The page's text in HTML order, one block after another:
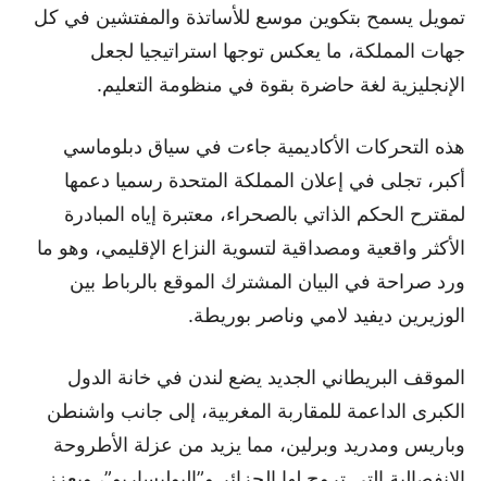
تمويل يسمح بتكوين موسع للأساتذة والمفتشين في كل
جهات المملكة، ما يعكس توجها استراتيجيا لجعل
الإنجليزية لغة حاضرة بقوة في منظومة التعليم.
هذه التحركات الأكاديمية جاءت في سياق دبلوماسي
أكبر، تجلى في إعلان المملكة المتحدة رسميا دعمها
لمقترح الحكم الذاتي بالصحراء، معتبرة إياه المبادرة
الأكثر واقعية ومصداقية لتسوية النزاع الإقليمي، وهو ما
ورد صراحة في البيان المشترك الموقع بالرباط بين
الوزيرين ديفيد لامي وناصر بوريطة.
الموقف البريطاني الجديد يضع لندن في خانة الدول
الكبرى الداعمة للمقاربة المغربية، إلى جانب واشنطن
وباريس ومدريد وبرلين، مما يزيد من عزلة الأطروحة